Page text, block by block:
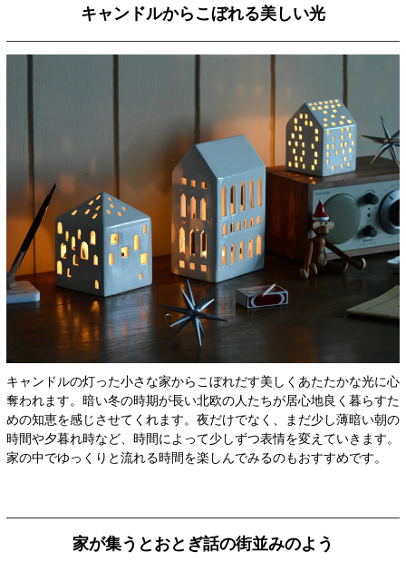
キャンドルからこぼれる美しい光
キャンドルの灯った小さな家からこぼれだす美しくあたたかな光に心
奪われます。暗い冬の時期が長い北欧の人たちが居心地良く暮らすた
めの知恵を感じさせてくれます。夜だけでなく、まだ少し薄暗い朝の
時間や夕暮れ時など、時間によって少しずつ表情を変えていきます。
家の中でゆっくりと流れる時間を楽しんでみるのもおすすめです。
家が集うとおとぎ話の街並みのよう